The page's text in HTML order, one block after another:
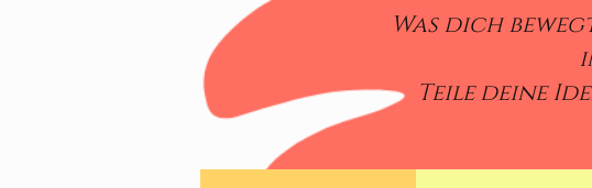
Was dich
Teile deine